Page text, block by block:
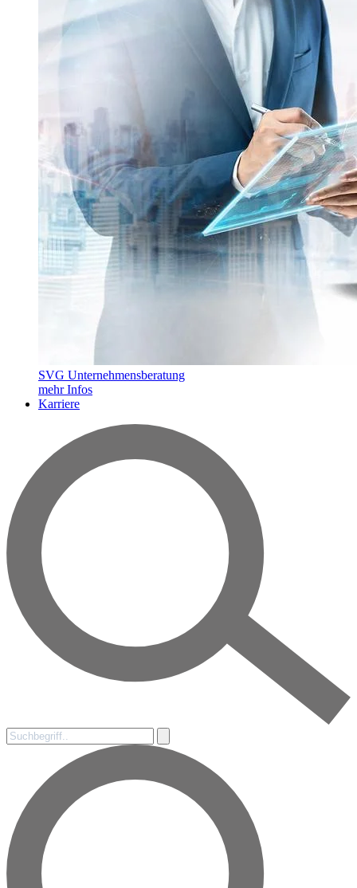
SVG Unternehmensberatung
mehr Infos
Karriere